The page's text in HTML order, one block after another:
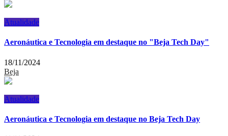
Atualidade
Aeronáutica e Tecnologia em destaque no "Beja Tech Day"
18/11/2024
Beja
Atualidade
Aeronáutica e Tecnologia em destaque no Beja Tech Day